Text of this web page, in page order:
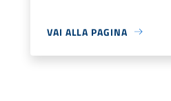
VAI ALLA PAGINA